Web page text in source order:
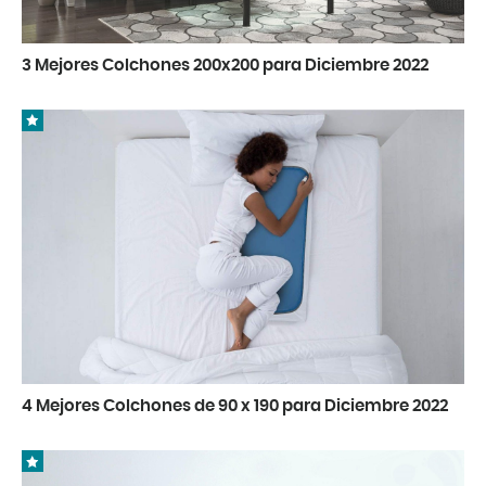
3 Mejores Colchones 200x200 para Diciembre 2022
4 Mejores Colchones de 90 x 190 para Diciembre 2022